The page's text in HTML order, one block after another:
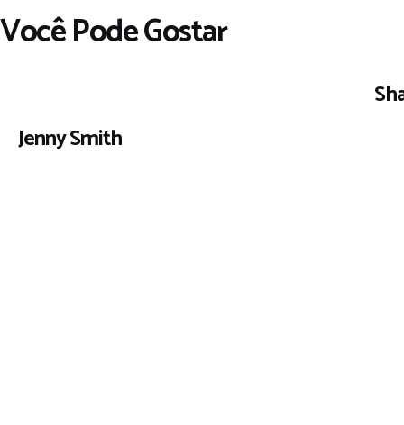
Você Pode Gostar
Jenny Smith